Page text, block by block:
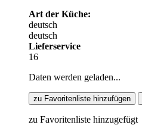
Art der Küche:
deutsch
deutsch
Lieferservice
16
Daten werden geladen...
zu Favoritenliste hinzufügen
zu Favoritenliste hinzugefügt